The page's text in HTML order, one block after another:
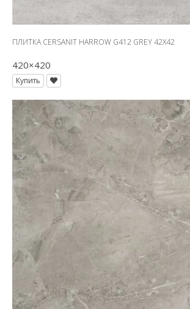
ПЛИТКА CERSANIT HARROW G412 GREY 42X42
420×420
Купить